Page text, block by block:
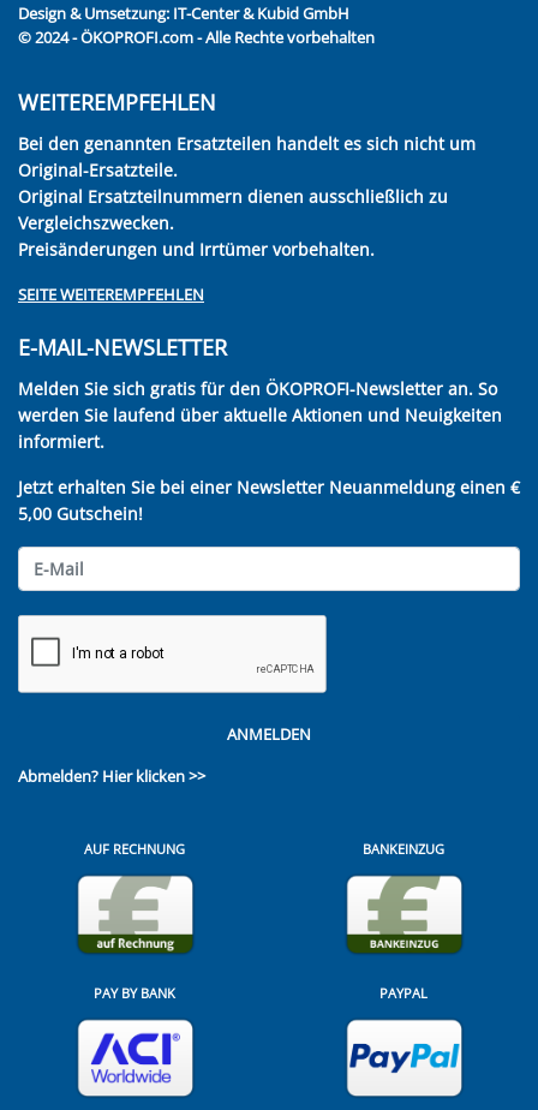
Design & Umsetzung: IT-Center & Kubid GmbH
© 2024 - ÖKOPROFI.com - Alle Rechte vorbehalten
WEITEREMPFEHLEN
Bei den genannten Ersatzteilen handelt es sich nicht um
Original-Ersatzteile.
Original Ersatzteilnummern dienen ausschließlich zu
Vergleichszwecken.
Preisänderungen und Irrtümer vorbehalten.
SEITE WEITEREMPFEHLEN
E-MAIL-NEWSLETTER
Melden Sie sich gratis für den ÖKOPROFI-Newsletter an. So
werden Sie laufend über aktuelle Aktionen und Neuigkeiten
informiert.
Jetzt erhalten Sie bei einer Newsletter Neuanmeldung einen €
5,00 Gutschein!
ANMELDEN
Abmelden? Hier klicken >>
AUF RECHNUNG BANKEINZUG
PAY BY BANK PAYPAL